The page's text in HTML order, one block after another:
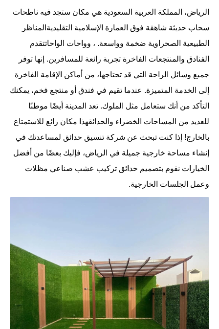
الرياض، المملكة العربية السعودية هي مكان ستجد فيه ناطحات
سحاب حديثة شاهقة فوق العمارة الإسلامية التقليديةالمناظر
الطبيعية الصحراوية ضخمة وواسعة. ، وواحات الواحاتتقدم
الفنادق والمنتجعات الفاخرة تجربة رائعة للمسافرين. إنها توفر
جميع وسائل الراحة التي قد تحتاجها، من أماكن الإقامة الفاخرة
إلى الخدمة المتميزة. عندما تقيم في فندق أو منتجع فخم، يمكنك
التأكد من أنك ستعامل مثل الملوك. تعد المدينة أيضًا موطنًا
للعديد من المساحات الخضراء والحدائقهذا مكان رائع للاستمتاع
بالخارج! إذا كنت تبحث عن شركة تنسيق حدائق لمساعدتك في
إنشاء مساحة خارجية جميلة في الرياض، فإليك بعضًا من أفضل
الخيارات نقوم بتصميم حدائق تركيب عشب صناعي مظلات
وعمل الجلسات الخارجية.